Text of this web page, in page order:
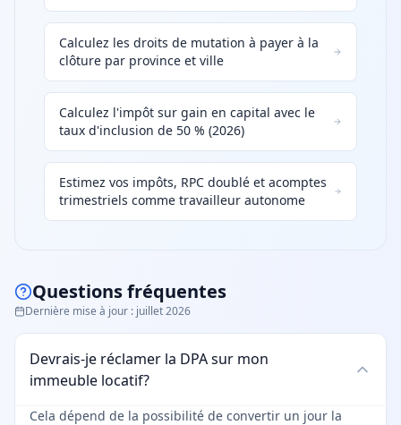
Calculez les droits de mutation à payer à la
clôture par province et ville
Calculez l'impôt sur gain en capital avec le
taux d'inclusion de 50 % (2026)
Estimez vos impôts, RPC doublé et acomptes
trimestriels comme travailleur autonome
Questions fréquentes
Dernière mise à jour : juillet 2026
Devrais-je réclamer la DPA sur mon
immeuble locatif?
Cela dépend de la possibilité de convertir un jour la